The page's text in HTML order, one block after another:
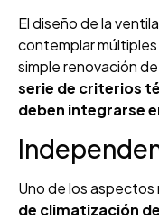
El diseño de la
contemplar múltiples
simple renovación de
serie de criterios
deben integrarse
Uno de los aspectos
de climatización